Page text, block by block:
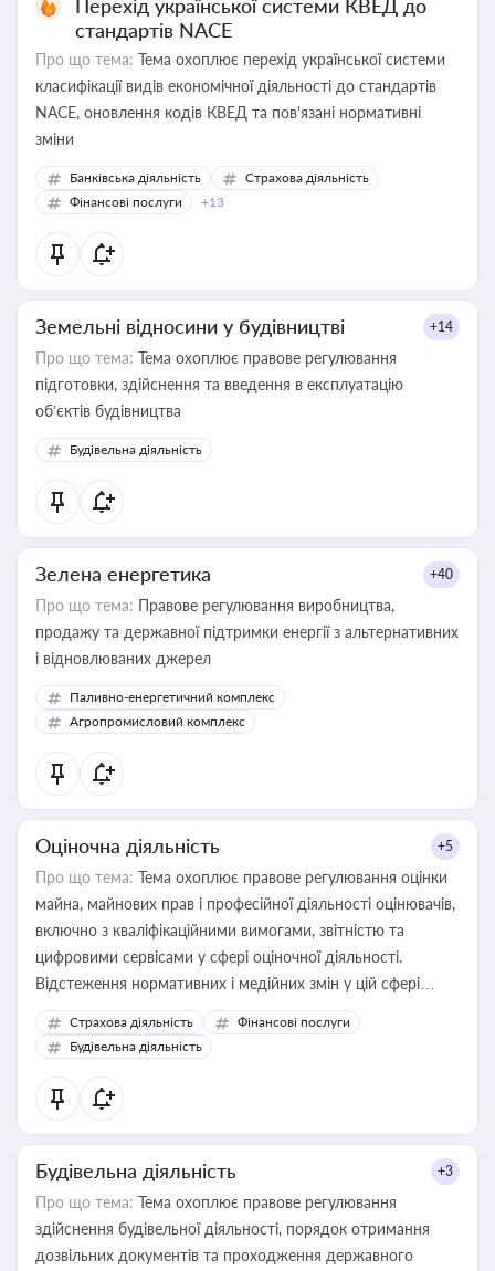
Перехід української системи КВЕД до
стандартів NACE
Про що тема: Тема охоплює перехід української системи
класифікації видів економічної діяльності до стандартів
NACE, оновлення кодів КВЕД та пов'язані нормативні
зміни
Банківська діяльність
Страхова діяльність
Фінансові послуги
+13
Земельні відносини у будівництві +14
Про що тема: Тема охоплює правове регулювання
підготовки, здійснення та введення в експлуатацію
об’єктів будівництва
Будівельна діяльність
Зелена енергетика +40
Про що тема: Правове регулювання виробництва,
продажу та державної підтримки енергії з альтернативних
і відновлюваних джерел
Паливно-енергетичний комплекс
Агропромисловий комплекс
Оціночна діяльність +5
Про що тема: Тема охоплює правове регулювання оцінки
майна, майнових прав і професійної діяльності оцінювачів,
включно з кваліфікаційними вимогами, звітністю та
цифровими сервісами у сфері оціночної діяльності.
Відстеження нормативних і медійних змін у цій сфері
корисне для власника бізнесу, керівника, юриста або
бухгалтера під час оподаткування, приватизації, оренди
державного майна, корпоративних угод і перевірки
статусу суб'єктів оціночної діяльності
Страхова діяльність
Фінансові послуги
Будівельна діяльність
Будівельна діяльність +3
Про що тема: Тема охоплює правове регулювання
здійснення будівельної діяльності, порядок отримання
дозвільних документів та проходження державного